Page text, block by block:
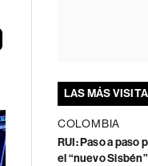
LAS MÁS
COLOMBIA
RUI: Paso a paso
el “nuevo